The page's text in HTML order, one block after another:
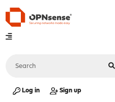
Log in Sign up